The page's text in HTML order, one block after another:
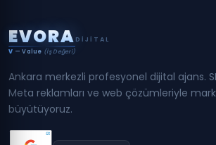
EVORA DIJITAL
V — Value (İş Değeri)
Ankara merkezli profesyonel dijital ajans.
Meta reklamları ve web çözümleriyle
büyütüyoruz.